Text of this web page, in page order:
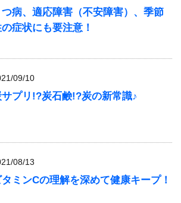
つ病、適応障害（不安障害）、季節
症状にも要注意！
09/10
プリ!?炭石鹸!?炭の新常識♪
08/13
タミンCの理解を深めて健康キープ！